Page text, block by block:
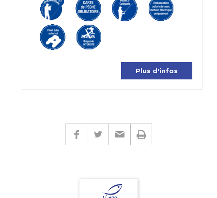
Plus d'infos